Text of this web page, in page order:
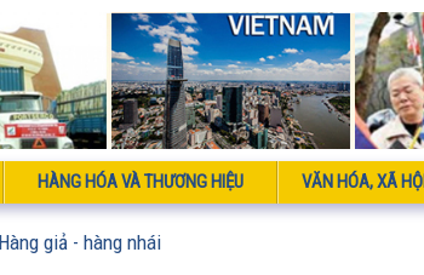
HÀNG HÓA VÀ THƯƠNG HIỆU VĂN HÓA, XÃ HỘI
giả - hàng nhái